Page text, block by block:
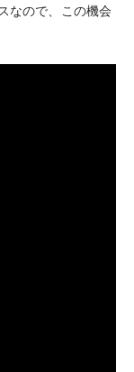
なので、この機会